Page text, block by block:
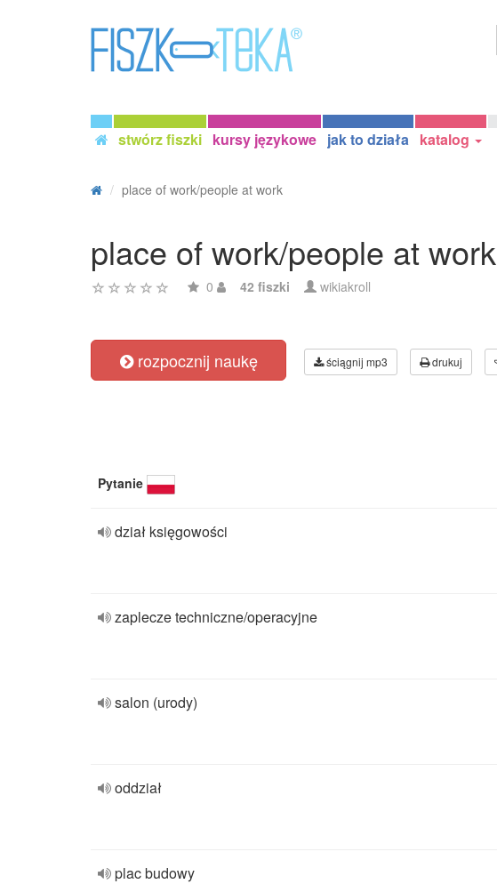
stwórz fiszki kursy językowe jak to działa katalog
place of work/people at work
place of work/people at work
0 42 fiszki wikiakroll
rozpocznij naukę ściągnij mp3 drukuj
Pytanie
dział księgowości
zaplecze techniczne/operacyjne
salon (urody)
oddział
plac budowy